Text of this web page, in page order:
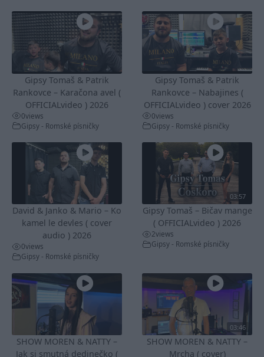
Gipsy Tomaš & Patrik
Rankovce – Karačona avel (
OFFICIALvideo ) 2026
0views
Gipsy - Romské písničky
Gipsy Tomaš & Patrik
Rankovce – Nabajines (
OFFICIALvideo ) cover 2026
0views
Gipsy - Romské písničky
David & Janko & Mario – Ko
kamel le devles ( cover
audio ) 2026
0views
Gipsy - Romské písničky
03:57
Gipsy Tomaš – Bičav mange
( OFFICIALvideo ) 2026
2views
Gipsy - Romské písničky
SHOW MOREN & NATTY –
Jak si smutná dedinečko (
03:46
SHOW MOREN & NATTY –
Mrcha ( cover)